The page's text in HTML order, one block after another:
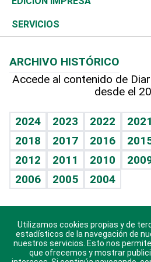
Resto del mundo
Economía personal
Podcast Arte Libre
Hablando con el pediatra
Vida y familia
Eñe
Celebrando la vida
Sin complejos
En pocas palabras
Escuchando al corazón
Economía Personal
Más deportes
Línea de hit
TBT Deportivo
Columnistas
Cambio climático
Opinión
Hecho en casa
Guía del dinero
SERVICIOS
Cumpleaños
Horóscopos
Crucigramas
ARCHIVO HISTÓRICO
Accede al contenido de
desde el
2024 2023 2022 2021
2018
2017 2016
2012
2011 2010
2006
2005 2004
Descarga nuestras
sistema
Utilizamos cookies propias y de
estadísticos de la navegación de
nuestros servicios. Esto nos
que ofrecemos y mostrar